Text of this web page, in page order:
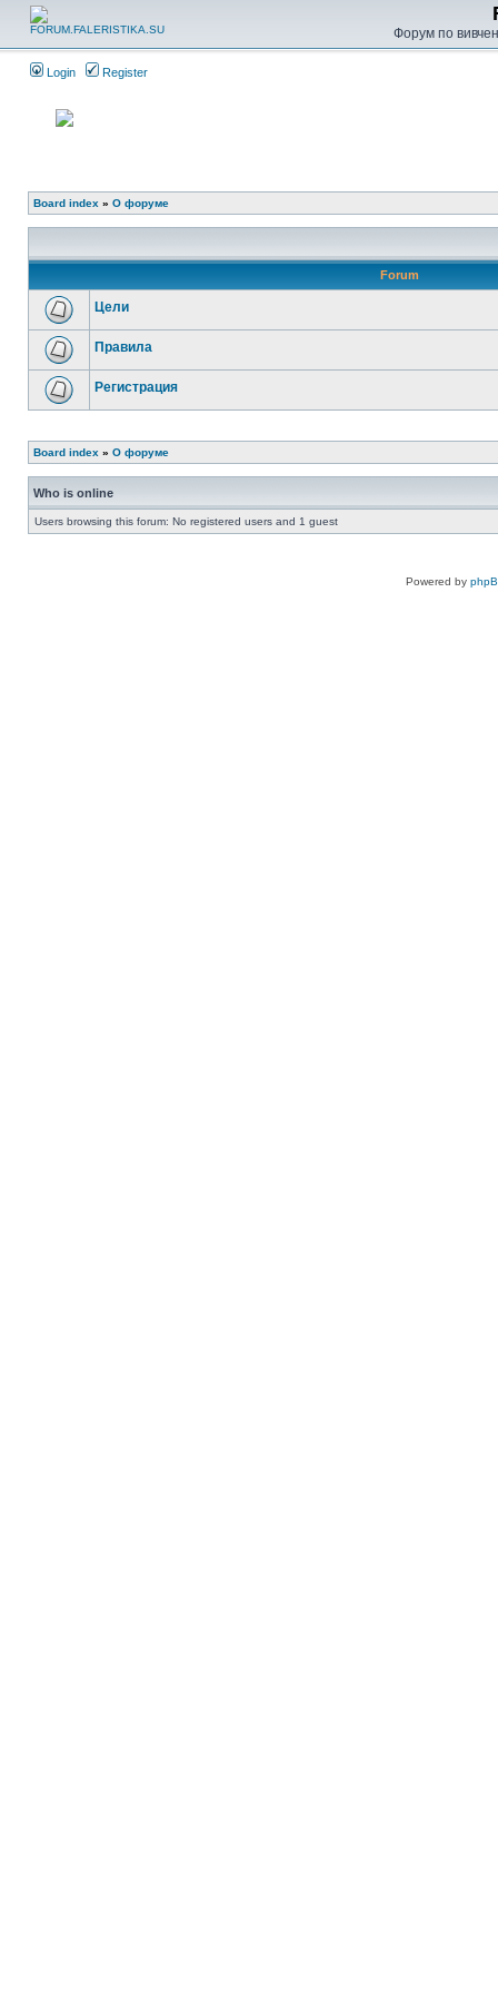
Форум по
Login Register
Board index » О форуме
Forum
Цели
Правила
Регистрация
Board index » О форуме
Who is online
Users browsing this forum: No registered users and 1 guest
Powered by